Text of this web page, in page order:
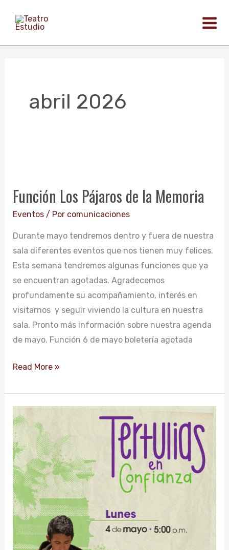
abril 2026
Función Los Pájaros de la Memoria
Eventos/ Por comunicaciones
Durante mayo tendremos dentro y fuera de nuestra
sala diferentes eventos que nos tienen muy felices.
Esta semana tendremos algunas funciones que ya
se encuentran agotadas. Agradecemos
profundamente su acompañamiento, interés en
visitarnos y seguir viviendo la cultura en nuestra
sala. Pronto más información sobre nuestra agenda
de mayo. Función 6 de mayo boletería agotada
Pájaros
de
Memoria
Read More »
Tertulias
en
confianza